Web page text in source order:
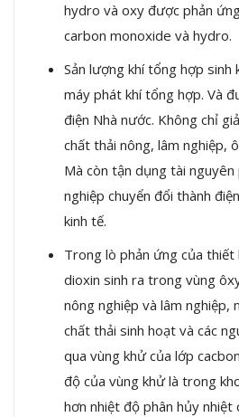
hydro và oxy được phản
carbon monoxide và hydro.
Sản lượng khí tổng hợp
máy phát khí tổng hợp. Và
điện Nhà nước. Không chỉ
chất thải nông, lâm nghiệp,
Mà còn tận dụng tài nguyên
nghiệp chuyển đổi thành
kinh tế.
Trong lò phản ứng của thiết
dioxin sinh ra trong vùng
nông nghiệp và lâm nghiệp,
chất thải sinh hoạt và các
qua vùng khử của lớp
độ của vùng khử là trong
hơn nhiệt độ phân hủy